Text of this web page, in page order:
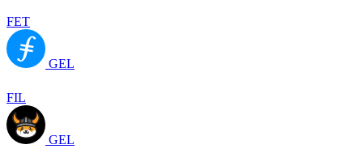
FET
GEL
FIL
GEL